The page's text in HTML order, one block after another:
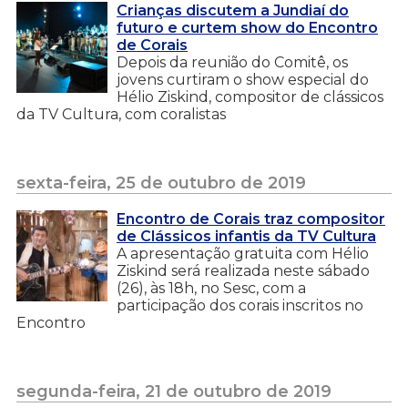
Crianças discutem a Jundiaí do
futuro e curtem show do Encontro
de Corais
Depois da reunião do Comitê, os
jovens curtiram o show especial do
Hélio Ziskind, compositor de clássicos
da TV Cultura, com coralistas
sexta-feira, 25 de outubro de 2019
Encontro de Corais traz compositor
de Clássicos infantis da TV Cultura
A apresentação gratuita com Hélio
Ziskind será realizada neste sábado
(26), às 18h, no Sesc, com a
participação dos corais inscritos no
Encontro
segunda-feira, 21 de outubro de 2019